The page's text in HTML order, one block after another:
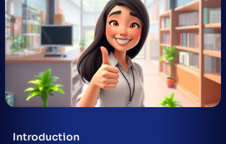
Introduction